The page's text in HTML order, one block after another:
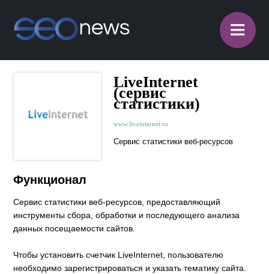
≡
LiveInternet
(сервис
статистики)
www.liveinternet.ru
Сервис статистики веб-ресурсов
Функционал
Сервис статистики веб-ресурсов, предоставляющий
инструменты сбора, обработки и последующего анализа
данных посещаемости сайтов.
Чтобы установить счетчик LiveInternet, пользователю
необходимо зарегистрироваться и указать тематику сайта.